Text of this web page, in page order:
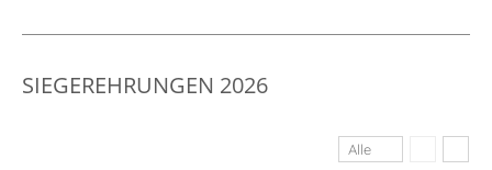
SIEGEREHRUNGEN 2026
Alle